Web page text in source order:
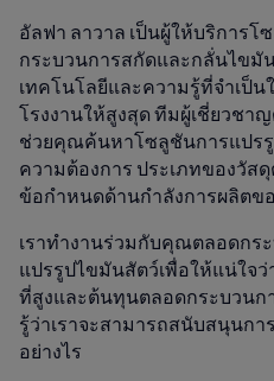
อัลฟา ลาวาล เป็นผู้ให้บริการ
กระบวนการสกัดและกลั่นไขมั
เทคโนโลยีและความรู้ที่จำเป็
โรงงานให้สูงสุด ทีมผู้เชี่ยวชา
ช่วยคุณค้นหาโซลูชันการแปร
ความต้องการ ประเภทของวัส
ข้อกำหนดด้านกำลังการผลิต
เราทำงานร่วมกับคุณตลอดก
แปรรูปไขมันสัตว์เพื่อให้แน่ใจ
ที่สูงและต้นทุนตลอดกระบวนก
รู้ว่าเราจะสามารถสนับสนุนก
อย่างไร